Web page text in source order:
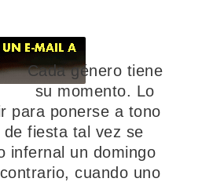
Cada género tiene
su momento. Lo
para ponerse a tono
fiesta tal vez se
infernal un domingo
cuando uno